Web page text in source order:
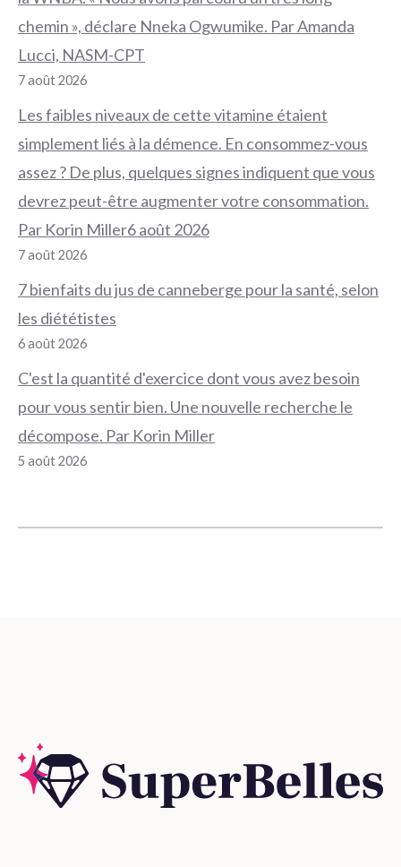
chemin », déclare Nneka Ogwumike. Par Amanda
Lucci, NASM-CPT
7 août 2026
Les faibles niveaux de cette vitamine étaient
simplement liés à la démence. En consommez-vous
assez ? De plus, quelques signes indiquent que vous
devrez peut-être augmenter votre consommation.
Par Korin Miller6 août 2026
7 août 2026
7 bienfaits du jus de canneberge pour la santé, selon
les diététistes
6 août 2026
C'est la quantité d'exercice dont vous avez besoin
pour vous sentir bien. Une nouvelle recherche le
décompose. Par Korin Miller
5 août 2026